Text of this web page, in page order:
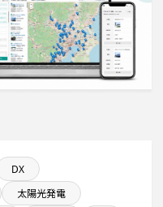
新設計画
ト
億円以上投資する設備新
DX
太陽光発電